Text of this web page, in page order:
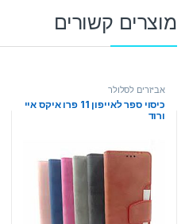
מוצרים קשורים
אביזרים לסלולר
כיסוי ספר לאייפון 11 פרו איקס איי
ורוד